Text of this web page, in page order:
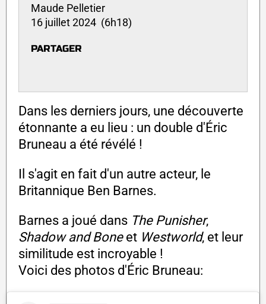
Maude Pelletier
16 juillet 2024 (6h18)
PARTAGER
Dans les derniers jours, une découverte
étonnante a eu lieu : un double d'Éric
Bruneau a été révélé !
Il s'agit en fait d'un autre acteur, le
Britannique Ben Barnes.
Barnes a joué dans The Punisher,
Shadow and Boneet Westworld, et leur
similitude est incroyable !
Voici des photos d'Éric Bruneau: